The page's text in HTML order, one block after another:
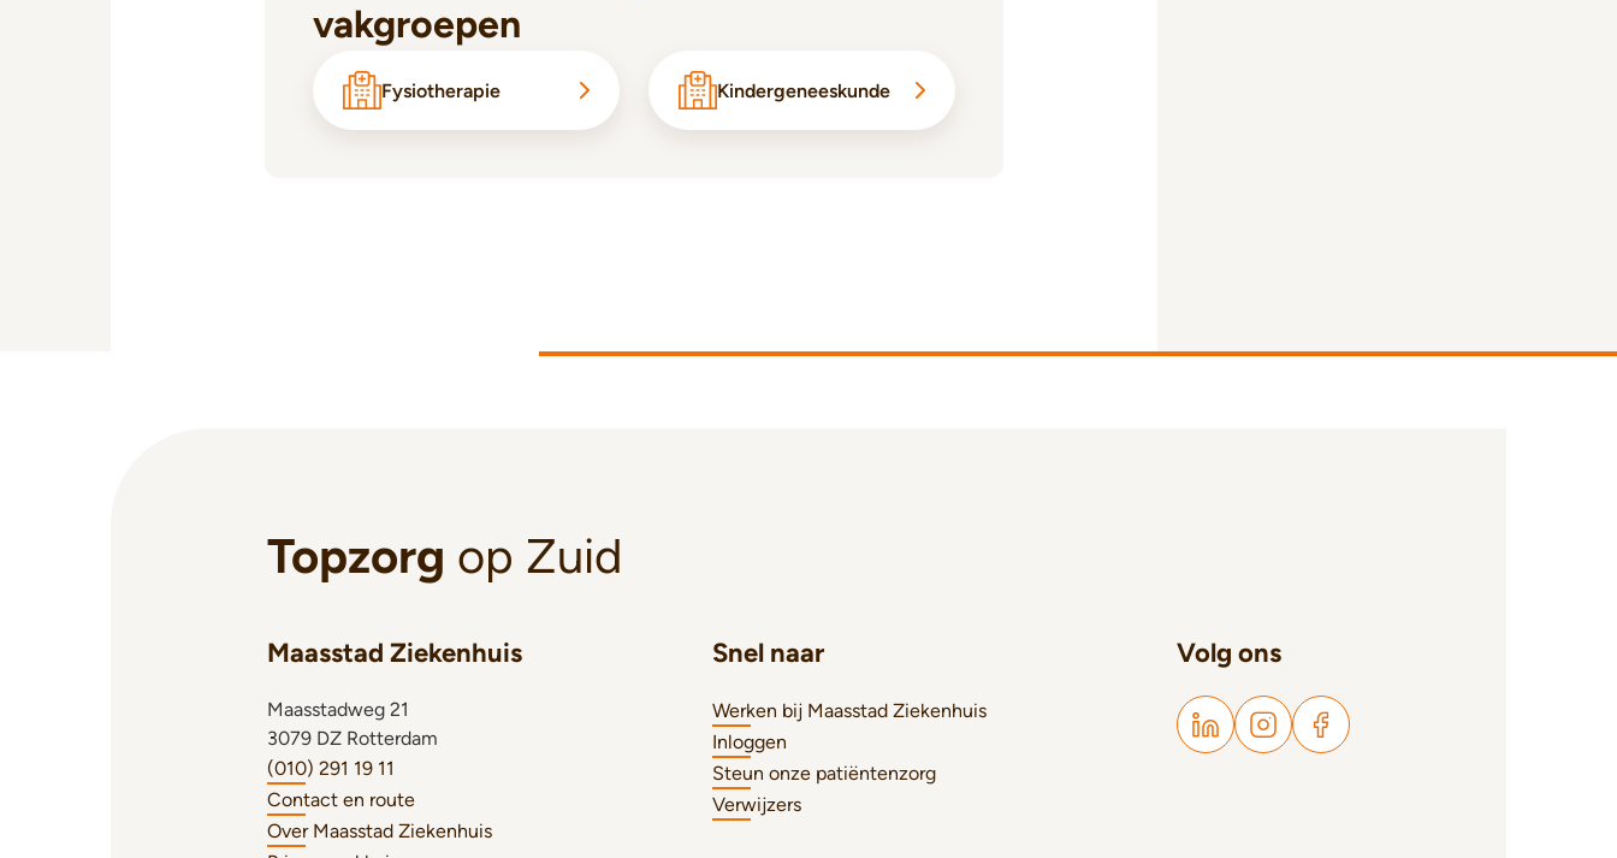
vakgroepen
Fysiotherapie Kindergeneeskunde
Topzorg op Zuid
Maasstad Ziekenhuis
Maasstadweg 21
3079 DZ Rotterdam
(010) 291 19 11
Contact en route
Over Maasstad Ziekenhuis
Snel naar
Werken bij Maasstad Ziekenhuis
Inloggen
Steun onze patiëntenzorg
Verwijzers
Volg ons